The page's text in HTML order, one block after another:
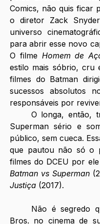
Comics, não quis ficar
o diretor Zack
universo
para abrir esse novo
O filme Homem de
estilo mais sóbrio, cru
filmes do Batman
sucessos absolutos
responsáveis por
O longa, então,
Superman sério e
público, sem cueca.
que pautou não só o
Batman vs Superman
Justiça (2017).
Não é segredo
Bros. no cinema de